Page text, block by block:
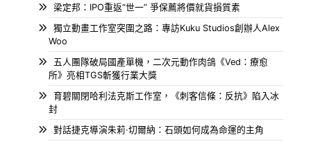
梁定邦：IPO重返“世一” 爭保薦將價就貨損質素
獨立動畫工作室突圍之路：專訪Kuku Studios創辦人Alex
Woo
五人團隊破局國產單機，二次元動作肉鴿《Ved：療愈
所》亮相TGS斬獲行業大獎
育碧關閉哈利法克斯工作室，《刺客信條：反抗》陷入冰
封
對話捷克導演朱莉·切爾納：石頭如何成為命運的主角